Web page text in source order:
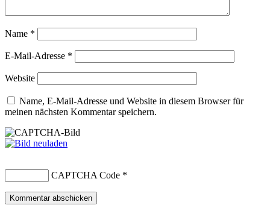
Name *
E-Mail-Adresse *
Website
Name, E-Mail-Adresse und Website in diesem Browser für
meinen nächsten Kommentar speichern.
CAPTCHA Code *